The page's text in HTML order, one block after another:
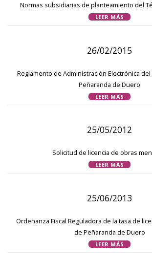
Normas subsidiarias de planteamiento del
LEER MÁS
26/02/2015
Reglamento de Administración Electrónica
Peñaranda de Duero
LEER MÁS
25/05/2012
Solicitud de licencia de obras
LEER MÁS
25/06/2013
Ordenanza Fiscal Reguladora de la tasa de
de Peñaranda de Duero
LEER MÁS